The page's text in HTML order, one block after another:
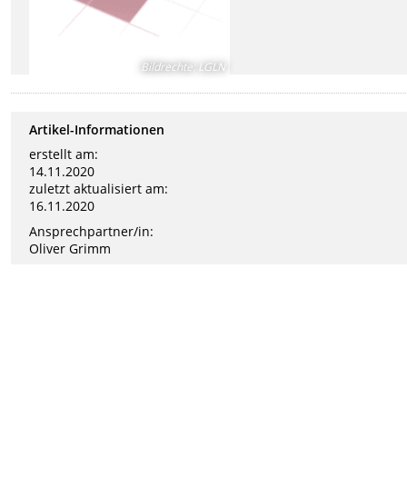
Bildrechte: LGLN
Artikel-Informationen
erstellt am:
14.11.2020
zuletzt aktualisiert am:
16.11.2020
Ansprechpartner/in:
Oliver Grimm